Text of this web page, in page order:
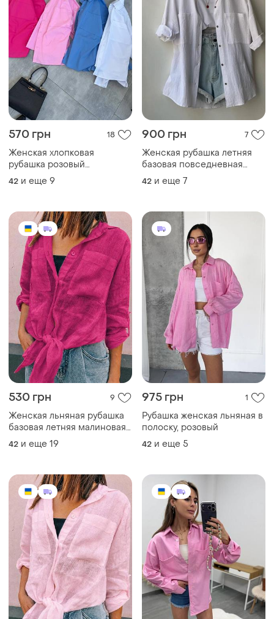
530 грн
Женская льняная рубашка
розовая с патами батал лен
натуральная
42 и еще 19
975 грн 1
Рубашка женская льняная в
42 и еще 5
530 грн 20
Женская льняная рубашка
барби с патами батал лен
натуральная
42 и еще 19
530 грн
Женская льняная рубашка
барби с патами батал лен
натуральная
42 и еще 17